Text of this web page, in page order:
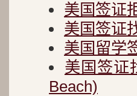
美国签证
美国签证
美国留学
美国签证
Beach)